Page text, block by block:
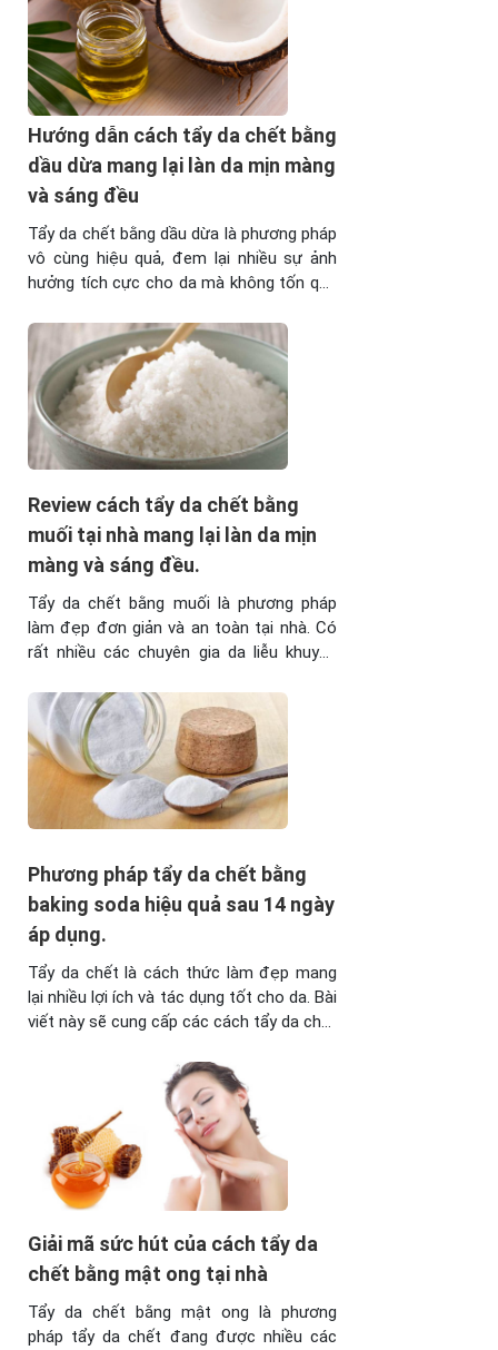
oliu? Đầu tiên ...
Hướng dẫn cách tẩy da chết bằng
dầu dừa mang lại làn da mịn màng
và sáng đều
Tẩy da chết bằng dầu dừa là phương pháp
vô cùng hiệu quả, đem lại nhiều sự ảnh
hưởng tích cực cho da mà không tốn quá
em nào cũng biết tẩy da chết bằng dầu
dừa đúng cách. Bài viết này sẽ chia sẽ
những ...
Review cách tẩy da chết bằng
muối tại nhà mang lại làn da mịn
màng và sáng đều.
Tẩy da chết bằng muối là phương pháp
làm đẹp đơn giản và an toàn tại nhà. Có
rất nhiều các chuyên gia da liễu khuyến
tác dụng tốt cho da. Hãy cùng tìm hiểu và
thảo luận phương pháp này thông qua bài
viết. I. ...
Phương pháp tẩy da chết bằng
baking soda hiệu quả sau 14 ngày
áp dụng.
Tẩy da chết là cách thức làm đẹp mang
lại nhiều lợi ích và tác dụng tốt cho da. Bài
viết này sẽ cung cấp các cách tẩy da chết
hiệu quả nhất tại nhà. I. Tẩy da chết bằng
baking soda có tốt không? Tẩy tế ...
Giải mã sức hút của cách tẩy da
chết bằng mật ong tại nhà
Tẩy da chết bằng mật ong là phương
pháp tẩy da chết đang được nhiều các